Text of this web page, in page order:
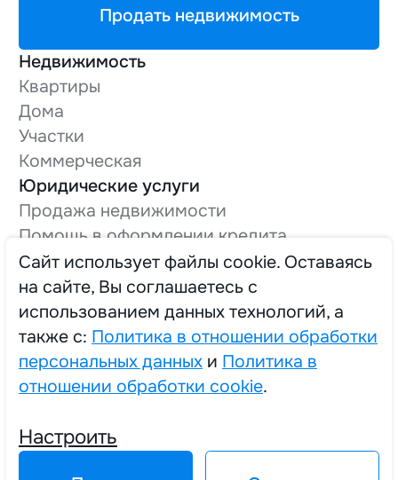
Недвижимость
Квартиры
Дома
Участки
Коммерческая
Юридические услуги
Продажа недвижимости
Помощь в оформлении кредита
Оформление технической документации
Вывод в нежилой фонд
О компании
Трудоустройство
Продать недвижимость
Политика в отношении обработки персональных данных
Cайт использует файлы cookie. Оставаясь
на сайте, Вы соглашаетесь с
использованием данных технологий, а
также с: Политика в отношении обработки
персональных данных и Политика в
отношении обработки cookie.
Настроить